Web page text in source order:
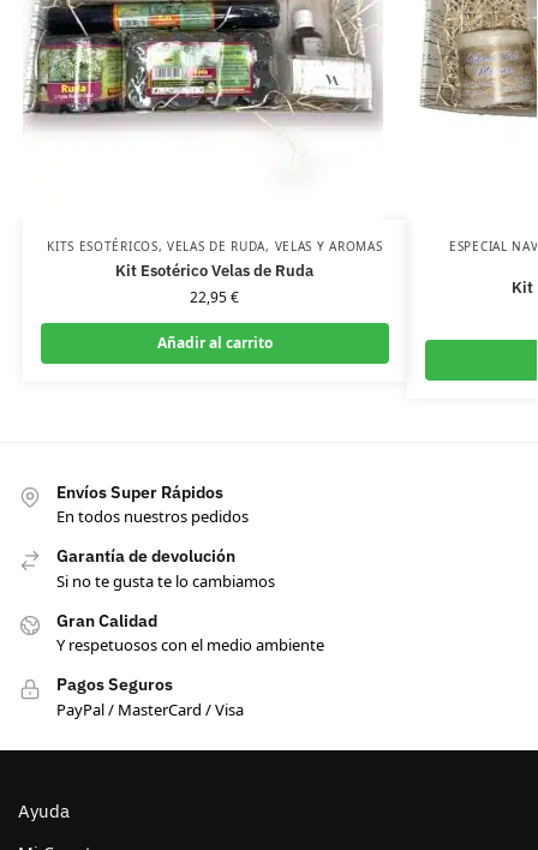
KITS ESOTÉRICOS,VELAS DE RUDA, VELAS Y AROMAS
Kit Esotérico Velas de Ruda
22,95€
Añadir al carrito
ESPECIAL
Kit
Envíos Super Rápidos
En todos nuestros pedidos
Garantía de devolución
Si no te gusta te lo cambiamos
Gran Calidad
Y respetuosos con el medio ambiente
Pagos Seguros
PayPal / MasterCard / Visa
Ayuda